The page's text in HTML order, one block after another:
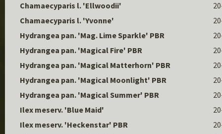
Chamaecyparis l. 'Ellwoodii'
Chamaecyparis l. 'Yvonne'
Hydrangea pan. 'Mag. Lime Sparkle' PBR
Hydrangea pan. 'Magical Fire' PBR
Hydrangea pan. 'Magical Matterhorn' PBR
Hydrangea pan. 'Magical Moonlight' PBR
Hydrangea pan. 'Magical Summer' PBR
Ilex meserv. 'Blue Maid'
Ilex meserv. 'Heckenstar' PBR